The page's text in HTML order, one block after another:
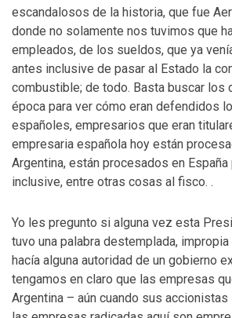
escandalosos de la historia, que fue
donde no solamente nos tuvimos que
empleados, de los sueldos, que ya
antes inclusive de pasar al Estado la
combustible; de todo. Basta buscar los
época para ver cómo eran defendidos
españoles, empresarios que eran
empresaria española hoy están
Argentina, están procesados en
inclusive, entre otras cosas al fisco. .
Yo les pregunto si alguna vez esta
tuvo una palabra destemplada,
hacía alguna autoridad de un gobierno
tengamos en claro que las empresas
Argentina – aún cuando sus